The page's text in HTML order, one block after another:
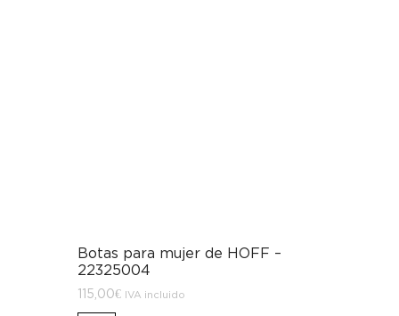
Botas para mujer de HOFF –
22325004
115,00€ IVA incluido